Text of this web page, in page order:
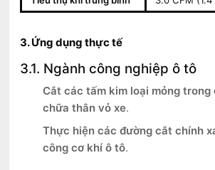
3. Ứng dụng thực tế
3.1. Ngành công nghiệp ô tô
Cắt các tấm kim loại mỏng trong
chữa thân vỏ xe.
Thực hiện các đường cắt chính
công cơ khí ô tô.